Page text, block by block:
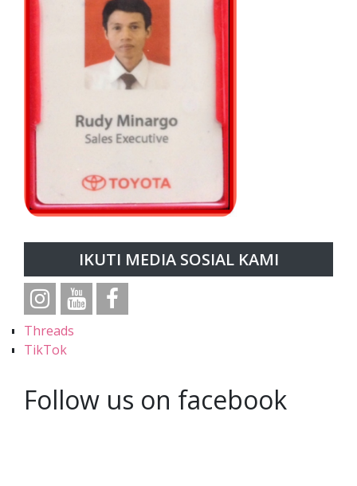
IKUTI MEDIA SOSIAL KAMI
Threads
TikTok
Follow us on facebook